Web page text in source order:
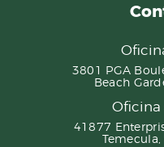
3801 PGA
Beach
Oficina
41877